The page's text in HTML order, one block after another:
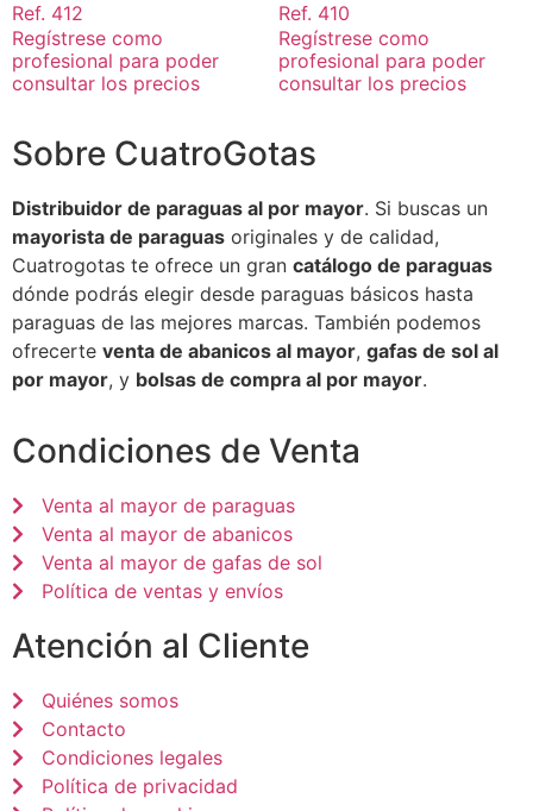
Ref. 412
Regístrese como
profesional para poder
consultar los precios
Ref. 410
Regístrese como
profesional para poder
consultar los precios
Sobre CuatroGotas
Distribuidor de paraguas al por mayor. Si buscas un
mayorista de paraguas originales y de calidad,
Cuatrogotas te ofrece un gran catálogo de paraguas
dónde podrás elegir desde paraguas básicos hasta
paraguas de las mejores marcas. También podemos
ofrecerte venta de abanicos al mayor, gafas de sol al
por mayor, y bolsas de compra al por mayor.
Condiciones de Venta
Venta al mayor de paraguas
Venta al mayor de abanicos
Venta al mayor de gafas de sol
Política de ventas y envíos
Atención al Cliente
Quiénes somos
Contacto
Condiciones legales
Política de privacidad